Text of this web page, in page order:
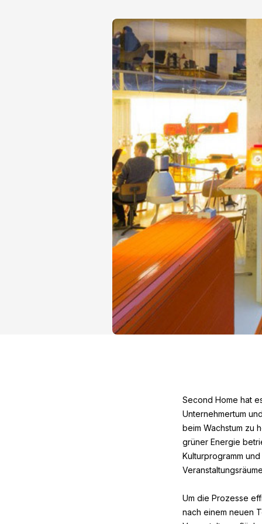
Second Home hat
Unternehmertum
beim Wachstum zu
grüner Energie
Kulturprogramm
Um die Prozesse
nach einem neuen